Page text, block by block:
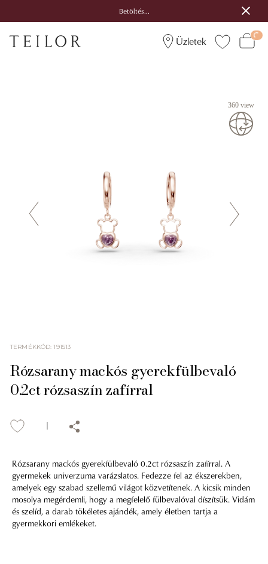
Betöltés...
Üzletek
360 view
TERMÉKKÓD:191513
Rózsarany mackós gyerekfülbevaló
0.2ct rózsaszín zafírral
Rózsarany mackós gyerekfülbevaló 0.2ct rózsaszín zafírral. A
gyermekek univerzuma varázslatos. Fedezze fel az ékszerekben,
amelyek egy szabad szellemű világot közvetítenek. A kicsik minden
mosolya megérdemli, hogy a megfelelő fülbevalóval díszítsük. Vidám
és szelíd, a darab tökéletes ajándék, amely életben tartja a
gyermekkori emlékeket.